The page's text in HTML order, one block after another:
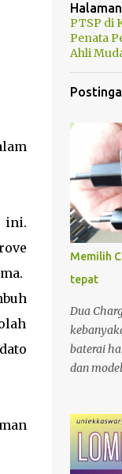
ini.
Halaman
PTSP di
Penata
Ahli
Memilih
tepat
Dua
baterai
dan
Kalau di
sama